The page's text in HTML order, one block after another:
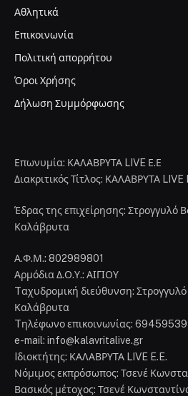
Αθλητικά
Επικοινωνία
Πολιτική απορρήτου
Όροι Χρήσης
Δήλωση Συμμόρφωσης
Επωνυμία: ΚΑΛΑΒΡΥΤΑ LIVE Ε.Ε
Διακριτικός Τίτλος: ΚΑΛΑΒΡΥΤΑ LIVE
Έδρας της επιχείρησης: Στρογγυλό
Καλάβρυτα
Α.Φ.Μ.: 802989801
Αρμόδια Δ.Ο.Υ.: ΑΙΓΙΟΥ
Tαχυδρομική διεύθυνση:
Καλάβρυτα
Tηλέφωνο επικοινωνίας:
e-mail: info@kalavritalive.gr
Iδιοκτήτης: ΚΑΛΑΒΡΥΤΑ LIVE E.E.
Νόμιμος εκπρόσωπος: Τσενέ
Βασικός μέτοχος: Τσενέ